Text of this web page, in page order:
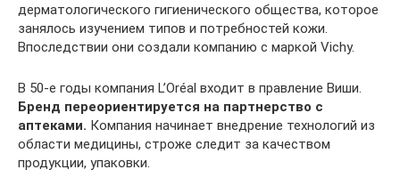
дерматологического гигиенического общества, которое
занялось изучением типов и потребностей кожи.
Впоследствии они создали компанию с маркой Vichy.
В 50-е годы компания L’Oréal входит в правление Виши.
Бренд переориентируется на партнерство с
аптеками. Компания начинает внедрение технологий из
области медицины, строже следит за качеством
продукции, упаковки.